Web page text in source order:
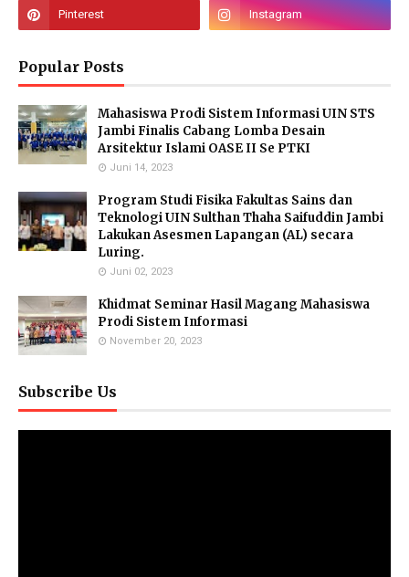
Popular Posts
Mahasiswa Prodi Sistem Informasi UIN STS
Jambi Finalis Cabang Lomba Desain
Arsitektur Islami OASE II Se PTKI
Juni 14, 2023
Program Studi Fisika Fakultas Sains dan
Teknologi UIN Sulthan Thaha Saifuddin Jambi
Lakukan Asesmen Lapangan (AL) secara
Luring.
Juni 02, 2023
Khidmat Seminar Hasil Magang Mahasiswa
Prodi Sistem Informasi
November 20, 2023
Subscribe Us